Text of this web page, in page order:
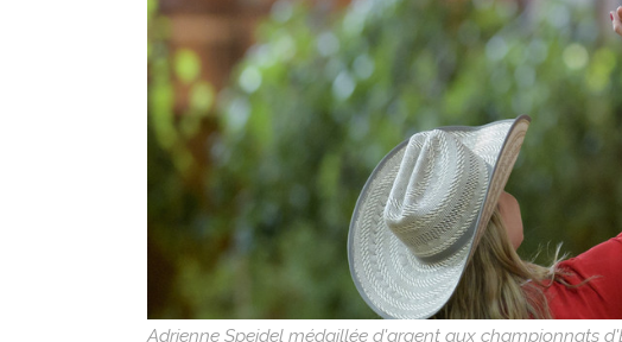
Adrienne Speidel médaillée d'argent aux championnats